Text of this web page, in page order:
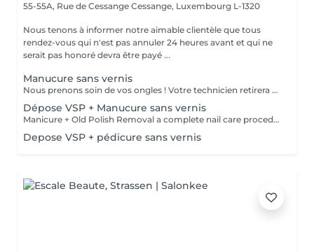
55-55A, Rue de Cessange Cessange, Luxembourg L-1320
Nous tenons à informer notre aimable clientèle que tous
rendez-vous qui n'est pas annuler 24 heures avant et qui ne
serait pas honoré devra être payé ...
Manucure sans vernis
Nous prenons soin de vos ongles ! Votre technicien retirera délicatement les cellules mortes de la peau, façonnera et limera vos ongles, puis polira leur surface extérieure pour une finition lisse et naturelle. Nos experts proposent des manucures combinées, à la ponceuse ou à la pince, selon vos préférences. Comment se déroule une manucure sans vernis ? La peau rugueuse est délicatement éliminée La forme de l'ongle est corrigée avec précision Les cuticules et les replis latéraux sont soigneusement nettoyés Une huile pour cuticules et une crème pour les mains sont appliquées pour nourrir et hydrater Restrictions d'âge : recommandé à partir de 14 ans. Recommandations après la procédure : aucun soin spécifique requis. Fréquence : une fois toutes les deux semaines.
Dépose VSP + Manucure sans vernis
Manicure + Old Polish Removal a complete nail care procedure We do not perform polish removal without proper cuticle and sidewall treatment. We can't let you leave with uneven nails or overgrown cuticles, so we always ensure comprehensive care for your hands. What's included: Gentle removal of old polish Nail plate preparation Cuticle and sidewall treatment Optional add-ons: Japanese manicure for deep care Transparent strengthening polish for extra protection
Depose VSP + pédicure sans vernis